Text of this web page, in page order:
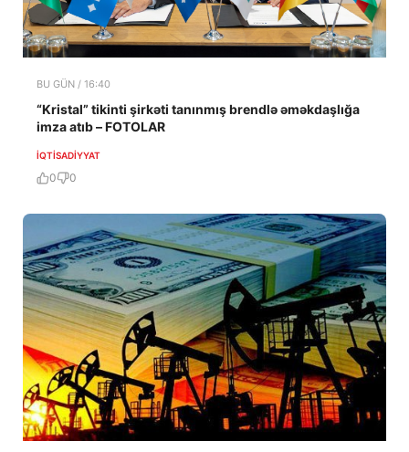
BU GÜN / 16:40
“Kristal” tikinti şirkəti tanınmış brendlə əməkdaşlığa
imza atıb – FOTOLAR
İQTISADIYYAT
0 0